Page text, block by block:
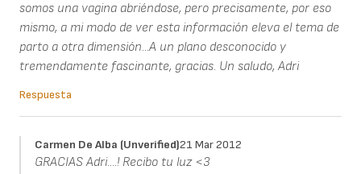
somos una vagina abriéndose, pero precisamente, por eso
mismo, a mi modo de ver esta información eleva el tema de
parto a otra dimensión...A un plano desconocido y
tremendamente fascinante, gracias. Un saludo, Adri
Respuesta
Carmen De Alba (unverified)21 Mar 2012
GRACIAS Adri....! Recibo tu luz <3